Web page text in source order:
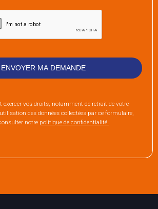
exercer vos droits, notamment de retrait de votre
des données collectées par ce formulaire,
notre politique de confidentialité.